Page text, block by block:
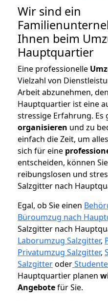
Wir sind ein
Ihnen beim
Hauptquartier
Eine professionelle
Vielzahl von
Arbeit abzunehmen,
Hauptquartier ist eine
stressige Erfahrung. Es
organisieren und zu
einfach die Zeit, um
sich für eine
entscheiden, können
reibungslosen und
Salzgitter nach
Egal, ob Sie einen
Büroumzug nach
Salzgitter nach
Laborumzug Salzgitter,
Privatumzug Salzgitter,
Salzgitteroder
Hauptquartier planen
Angebotefür Sie.